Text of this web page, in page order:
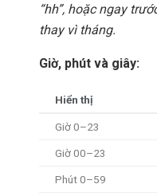
“hh”, hoặc ngay
thay vì tháng.
Giờ, phút và giây:
Hiển thị
Giờ 0–23
Giờ 00–23
Phút 0–59